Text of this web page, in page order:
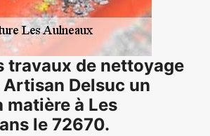
travaux de nettoyage
Delsuc un
matière à Les
le 72670.